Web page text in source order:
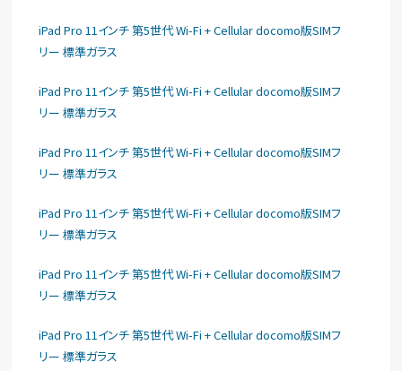
iPad Pro 11インチ 第5世代 Wi-Fi + Cellular docomo版SIMフ
リー 標準ガラス
iPad Pro 11インチ 第5世代 Wi-Fi + Cellular docomo版SIMフ
リー 標準ガラス
iPad Pro 11インチ 第5世代 Wi-Fi + Cellular docomo版SIMフ
リー 標準ガラス
iPad Pro 11インチ 第5世代 Wi-Fi + Cellular docomo版SIMフ
リー 標準ガラス
iPad Pro 11インチ 第5世代 Wi-Fi + Cellular docomo版SIMフ
リー 標準ガラス
iPad Pro 11インチ 第5世代 Wi-Fi + Cellular docomo版SIMフ
リー 標準ガラス